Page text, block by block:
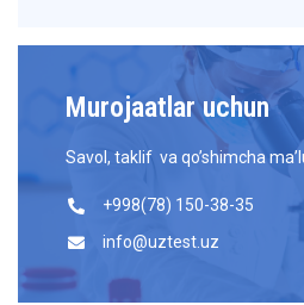
Murojaatlar uchun
Savol, taklif va qo’shimcha
+998(78) 150-38-35
info@uztest.uz